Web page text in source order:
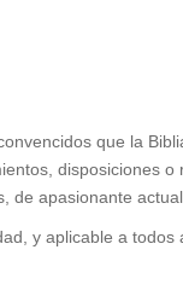
que la
disposiciones
de apasionante
y aplicable a